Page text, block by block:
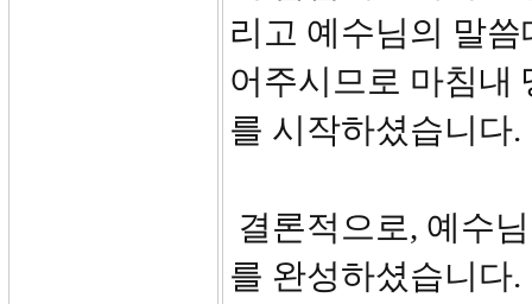
리고 예수님의 말
어주시므로 마침내
를 시작하셨습니다.
결론적으로, 예수
를 완성하셨습니다